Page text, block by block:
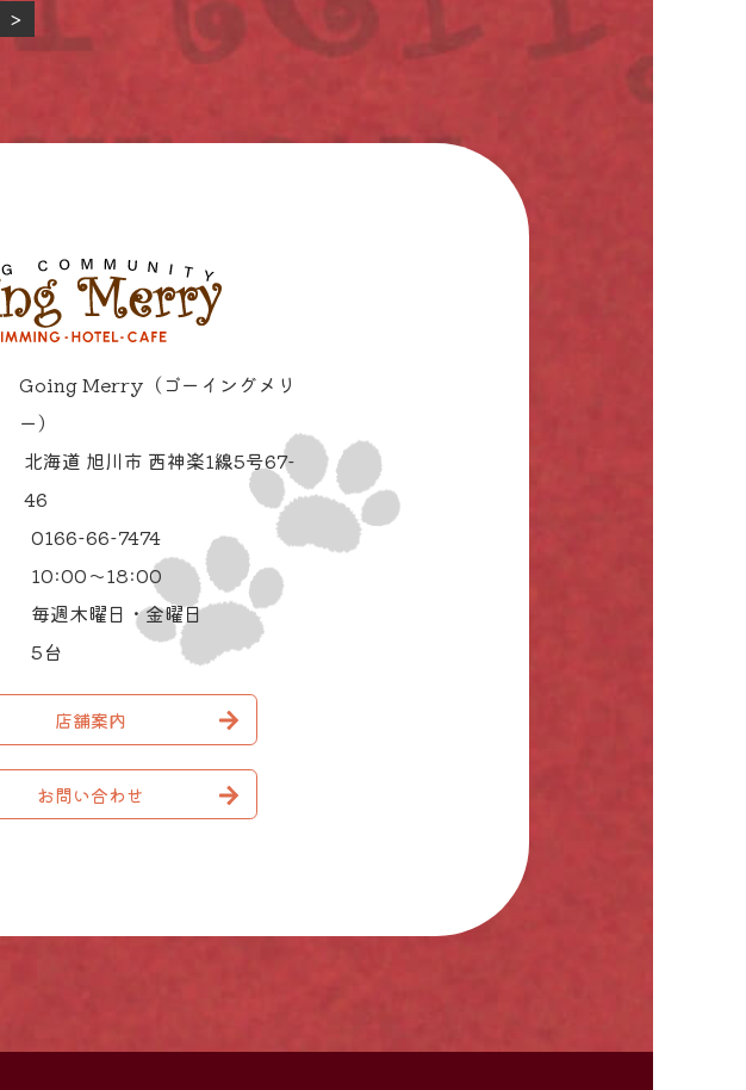
>
Going Merry（ゴーイングメリ
ー）
北海道 旭川市 西神楽1線5号67-
46
0166-66-7474
10:00～18:00
毎週木曜日・金曜日
5台
店舗案内
お問い合わせ